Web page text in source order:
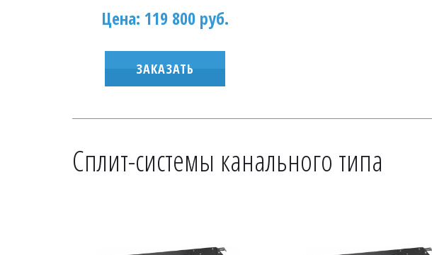
Цена: 119 800 руб.
ЗАКАЗАТЬ
Сплит-системы канального типа